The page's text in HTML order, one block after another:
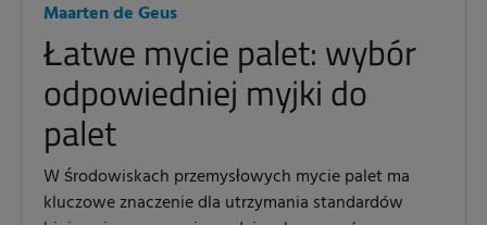
Maarten de Geus
Łatwe mycie palet: wybór
odpowiedniej myjki do
palet
W środowiskach przemysłowych mycie palet ma
kluczowe znaczenie dla utrzymania standardów